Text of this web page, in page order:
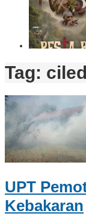
Tag:
UPT
Kebakaran